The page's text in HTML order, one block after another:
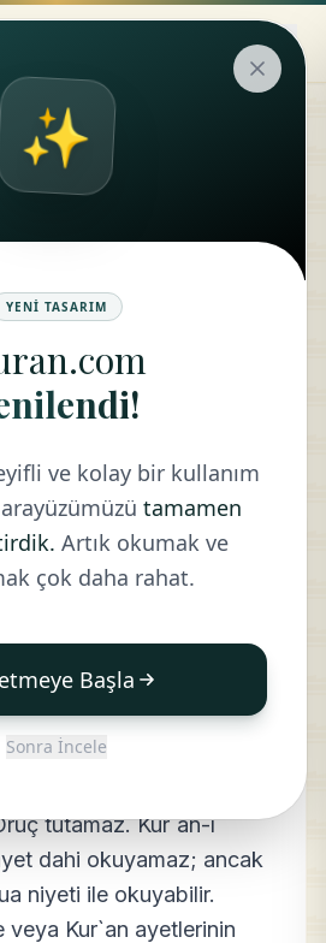
LISTEYE DÖN
Nifas Hallerine
veya lohusa olan
ait bazı özel hükümler
Bu haller içinde bulunan
tutamaz. Kur`an-ı
dahi okuyamaz; ancak
niyeti ile okuyabilir.
veya Kur`an ayetlerinin
✨
YENI TASARIM
ve kolay bir kullanım
tamamen
Artık okumak ve
çok daha rahat.
Başla
Sonra İncele